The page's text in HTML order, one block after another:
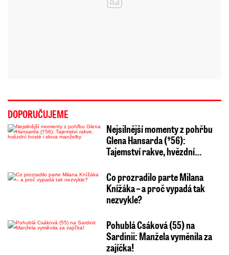
DOPORUČUJEME
Nejsilnější momenty z pohřbu
Glena Hansarda (†56):
Tajemství rakve, hvězdní…
Co prozradilo parte Milana
Knížáka – a proč vypadá tak
nezvykle?
Pohublá Csáková (55) na
Sardinii: Manžela vyměnila za
zajíčka!